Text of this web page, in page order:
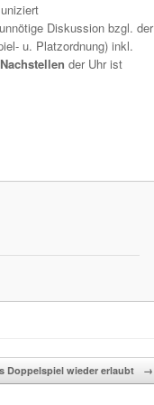
Diskussion bzgl. der
u. Platzordnung) inkl.
Nachstellen der Uhr ist
Doppelspiel wieder erlaubt →